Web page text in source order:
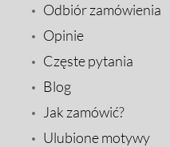
Odbiór zamówienia
Opinie
Częste pytania
Blog
Jak zamówić?
Ulubione motywy